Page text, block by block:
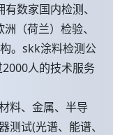
数家国内检测、
（荷兰）检验、
。skk涂料检测公
人的技术服务
料、金属、半导
试(光谱、能谱、